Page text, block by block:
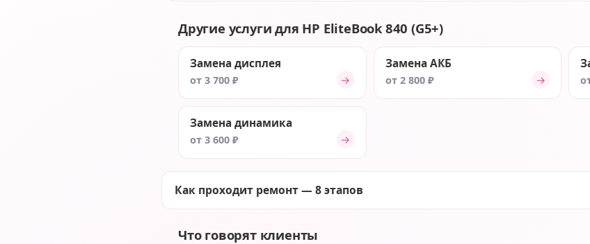
Другие услуги для HP EliteBook 840 (G5+)
Замена дисплея
от 3 700 ₽ →
Замена АКБ
от 2 800 ₽ →
Замена динамика
от 3 600 ₽ →
Как проходит ремонт — 8 этапов
Что говорят клиенты